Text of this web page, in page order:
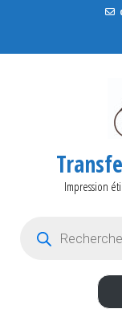
Impression